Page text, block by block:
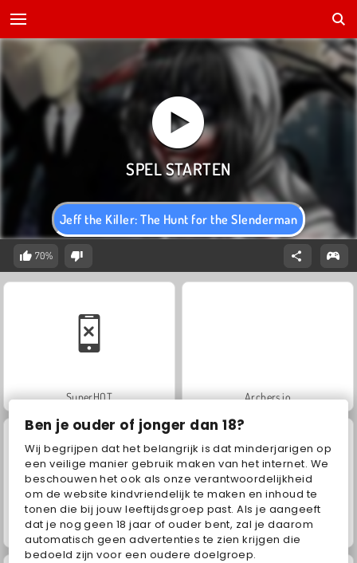
Ben je ouder of jonger dan 18?
Wij begrijpen dat het belangrijk is dat minderjarigen op
een veilige manier gebruik maken van het internet. We
beschouwen het ook als onze verantwoordelijkheid
om de website kindvriendelijk te maken en inhoud te
tonen die bij jouw leeftijdsgroep past. Als je aangeeft
dat je nog geen 18 jaar of ouder bent, zal je daarom
automatisch geen advertenties te zien krijgen die
bedoeld zijn voor een oudere doelgroep.
Jeff the Killer: The Hunt for the Slenderman
70%
SuperHOT Archers.io
Short Life 2 Jewel Garden Story